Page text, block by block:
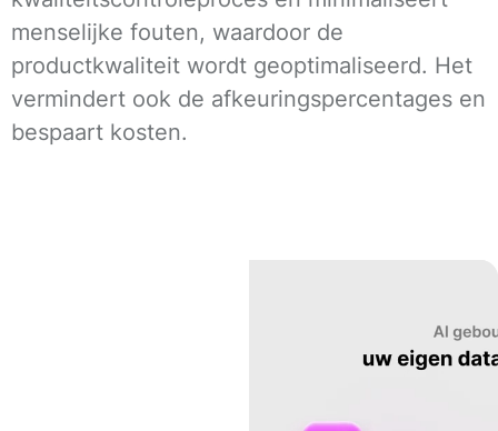
menselijke fouten, waardoor de
productkwaliteit wordt geoptimaliseerd. Het
vermindert ook de afkeuringspercentages en
bespaart kosten.